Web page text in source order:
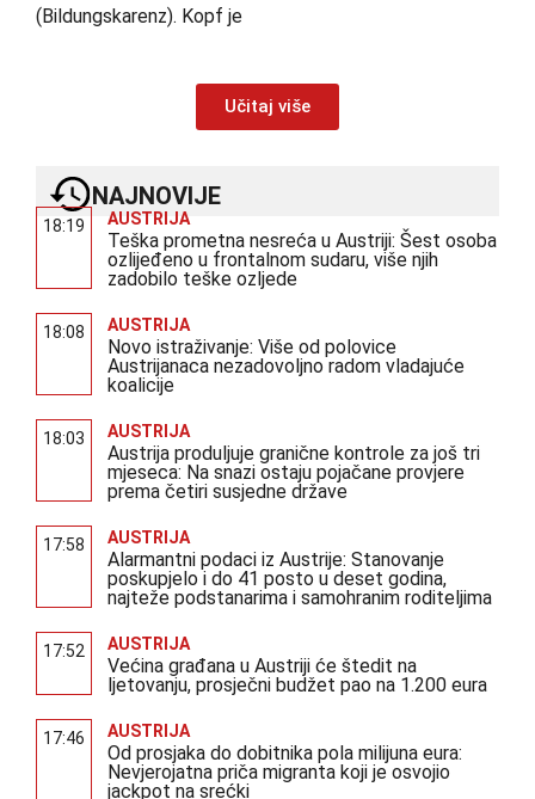
(Bildungskarenz). Kopf je
Učitaj više
NAJNOVIJE
18:19 AUSTRIJA
Teška prometna nesreća u Austriji: Šest osoba
ozlijeđeno u frontalnom sudaru, više njih
zadobilo teške ozljede
18:08 AUSTRIJA
Novo istraživanje: Više od polovice
Austrijanaca nezadovoljno radom vladajuće
koalicije
18:03 AUSTRIJA
Austrija produljuje granične kontrole za još tri
mjeseca: Na snazi ostaju pojačane provjere
prema četiri susjedne države
17:58 AUSTRIJA
Alarmantni podaci iz Austrije: Stanovanje
poskupjelo i do 41 posto u deset godina,
najteže podstanarima i samohranim roditeljima
17:52 AUSTRIJA
Većina građana u Austriji će štedit na
ljetovanju, prosječni budžet pao na 1.200 eura
17:46 AUSTRIJA
Od prosjaka do dobitnika pola milijuna eura:
Nevjerojatna priča migranta koji je osvojio
jackpot na srećki